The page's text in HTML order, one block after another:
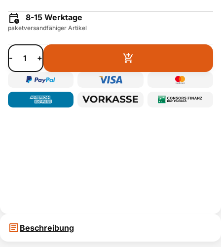
8-15 Werktage
paketversandfähiger Artikel
- +
Beschreibung